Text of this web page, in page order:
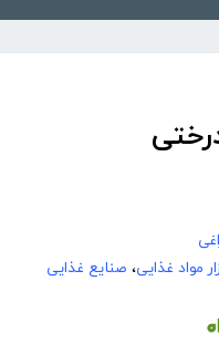
مواد غذایی، صنایع غذایی